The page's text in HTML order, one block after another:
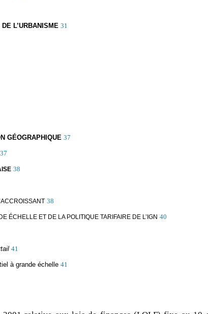
L’URBANISME 31
GÉOGRAPHIQUE 37
37
38
38
ÉCHELLE ET DE LA POLITIQUE TARIFAIRE DE L’IGN 40
41
à grande échelle 41